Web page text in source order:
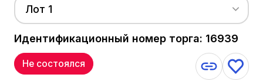
Лот 1
Идентификационный номер торга: 16939
Не состоялся